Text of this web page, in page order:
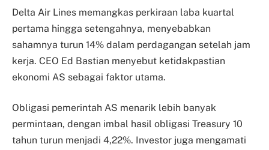
Delta Air Lines memangkas perkiraan laba kuartal
pertama hingga setengahnya, menyebabkan
sahamnya turun 14% dalam perdagangan setelah jam
kerja. CEO Ed Bastian menyebut ketidakpastian
ekonomi AS sebagai faktor utama.
Obligasi pemerintah AS menarik lebih banyak
permintaan, dengan imbal hasil obligasi Treasury 10
tahun turun menjadi 4,22%. Investor juga mengamati